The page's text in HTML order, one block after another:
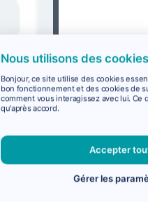
Nous utilisons des
Bonjour, ce site utilise des cookies
bon fonctionnement et des cookies de
comment vous interagissez avec lui. Ce
qu'après accord.
Accepter
Gérer les